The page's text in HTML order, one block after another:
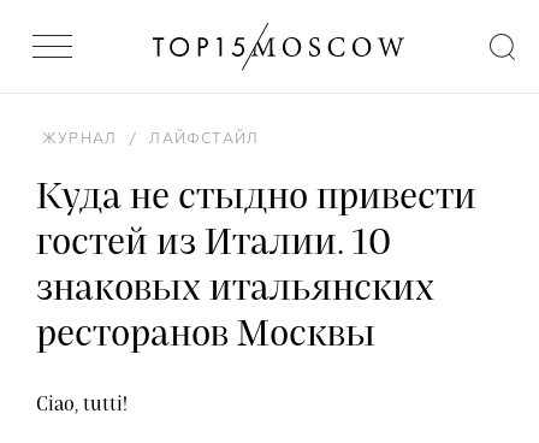
ЖУРНАЛ / ЛАЙФСТАЙЛ
Куда не стыдно привести
гостей из Италии. 10
знаковых итальянских
ресторанов Москвы
Ciao, tutti!